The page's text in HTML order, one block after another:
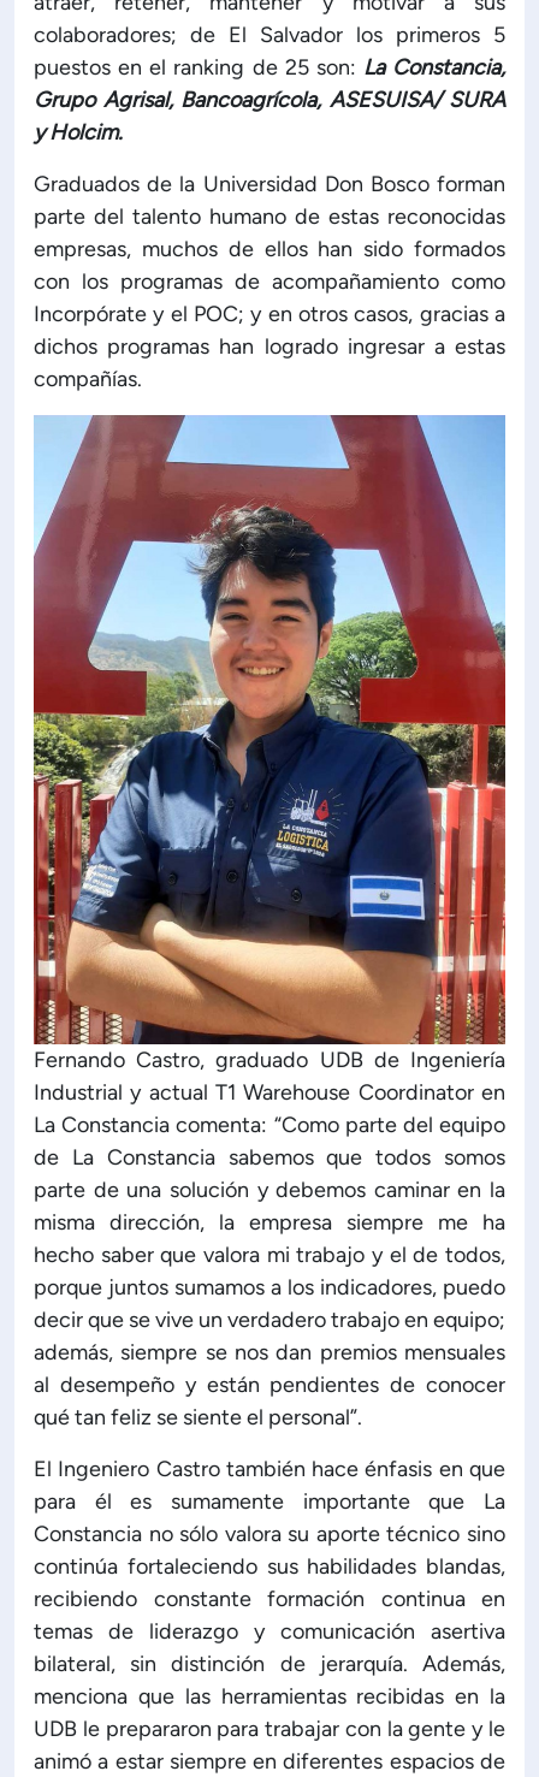
colaboradores; de El Salvador los primeros 5
puestos en el ranking de 25 son: La Constancia,
Grupo Agrisal, Bancoagrícola, ASESUISA/ SURA
y Holcim.
Graduados de la Universidad Don Bosco forman
parte del talento humano de estas reconocidas
empresas, muchos de ellos han sido formados
con los programas de acompañamiento como
Incorpórate y el POC; y en otros casos, gracias a
dichos programas han logrado ingresar a estas
compañías.
Fernando Castro, graduado UDB de Ingeniería
Industrial y actual T1 Warehouse Coordinator en
La Constancia comenta: “Como parte del equipo
de La Constancia sabemos que todos somos
parte de una solución y debemos caminar en la
misma dirección, la empresa siempre me ha
hecho saber que valora mi trabajo y el de todos,
porque juntos sumamos a los indicadores, puedo
decir que se vive un verdadero trabajo en equipo;
además, siempre se nos dan premios mensuales
al desempeño y están pendientes de conocer
qué tan feliz se siente el personal”.
El Ingeniero Castro también hace énfasis en que
para él es sumamente importante que La
Constancia no sólo valora su aporte técnico sino
continúa fortaleciendo sus habilidades blandas,
recibiendo constante formación continua en
temas de liderazgo y comunicación asertiva
bilateral, sin distinción de jerarquía. Además,
menciona que las herramientas recibidas en la
UDB le prepararon para trabajar con la gente y le
animó a estar siempre en diferentes espacios de